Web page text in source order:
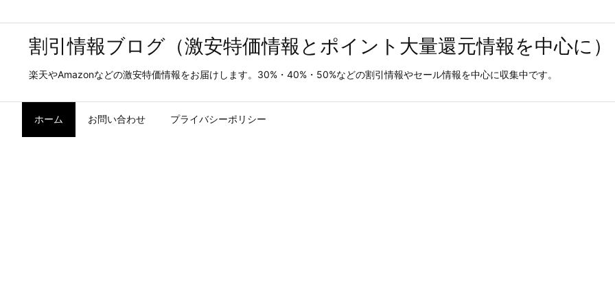
割引情報ブログ（激安特価情報とポイント大量還元情報を中心に）
楽天やAmazonなどの激安特価情報をお届けします。30%・40%・50%などの割引情報やセール情報を中心に収集中です。
ホーム お問い合わせ プライバシーポリシー